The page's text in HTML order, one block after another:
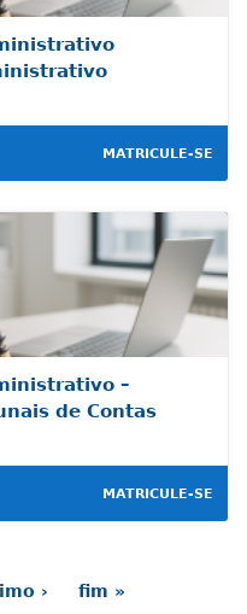
MATRICULE-SE
–
de Contas
MATRICULE-SE
› fim »